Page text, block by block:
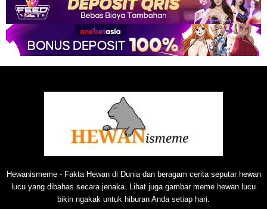
Hewanismeme - Fakta Hewan di Dunia dan beragam cerita seputar hewan
lucu yang dibahas secara jenaka. Lihat juga gambar meme hewan lucu
bikin ngakak untuk hiburan Anda setiap hari.